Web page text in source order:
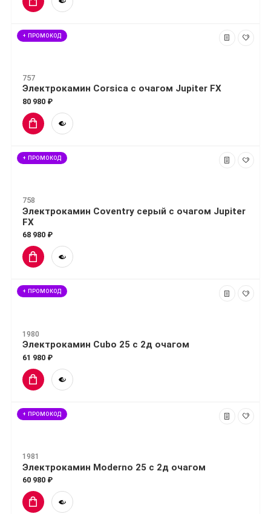
+ ПРОМОКОД
757
Электрокамин Corsica с очагом Jupiter FX
80 980 ₽
+ ПРОМОКОД
758
Электрокамин Coventry серый с очагом Jupiter
FX
68 980 ₽
+ ПРОМОКОД
1980
Электрокамин Cubo 25 с 2д очагом
61 980 ₽
+ ПРОМОКОД
1981
Электрокамин Moderno 25 с 2д очагом
60 980 ₽